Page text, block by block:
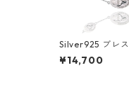
Silver925 ブレ
¥14,700